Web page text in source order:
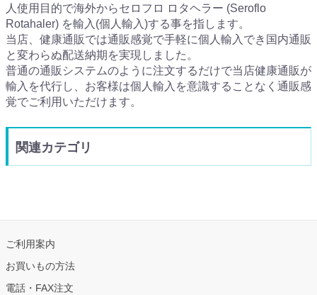
人使用目的で海外からセロフロ ロタヘラー (Seroflo
Rotahaler) を輸入(個人輸入)する事を指します。
当店、健康通販では通販感覚で手軽に個人輸入でき国内通販
と変わらぬ配送納期を実現しました。
普通の通販システムのように注文するだけで当店健康通販が
輸入を代行し、お客様は個人輸入を意識することなく通販感
覚でご利用いただけます。
関連カテゴリ
ご利用案内
お買いもの方法
電話・FAX注文